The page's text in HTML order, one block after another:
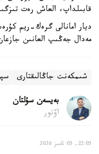
قابىلداپ، العاش رەت
مەدال جەڭىپ العانىن
شىمكەنت جاڭالىقتارى
بەيسەن سۇلتان
اۆتور
22:05, 05 تامىز 2026